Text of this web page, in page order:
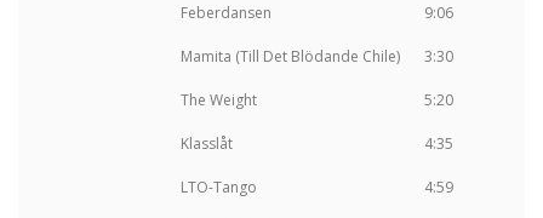
Feberdansen 9:06
Mamita (Till Det Blödande Chile) 3:30
The Weight 5:20
Klasslåt 4:35
LTO-Tango 4:59